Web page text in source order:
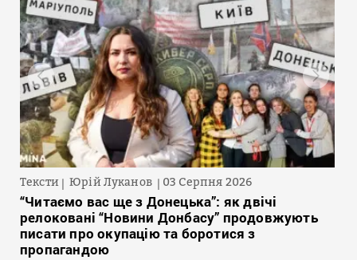
Тексти Юрій Луканов 03 Серпня 2026
“Читаємо вас ще з Донецька”: як двічі
релоковані “Новини Донбасу” продовжують
писати про окупацію та боротися з
пропагандою